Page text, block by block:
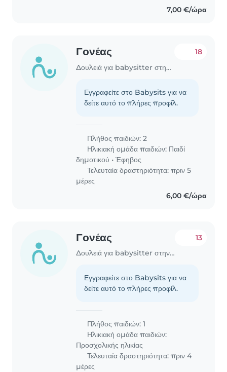
7,00 €/ώρα
Γονέας
Δουλειά για babysitter στην περιοχή Νέα Σμύρνη
18
Εγγραφείτε στο Babysits για να
δείτε αυτό το πλήρες προφίλ.
Πλήθος παιδιών: 2
Ηλικιακή ομάδα παιδιών: Παιδί
δημοτικού •Έφηβος
Τελευταία δραστηριότητα: πριν 5
μέρες
6,00 €/ώρα
Γονέας
Δουλειά για babysitter στην περιοχή Νέα Σμύρνη
13
Εγγραφείτε στο Babysits για να
δείτε αυτό το πλήρες προφίλ.
Πλήθος παιδιών: 1
Ηλικιακή ομάδα παιδιών:
Προσχολικής ηλικίας
Τελευταία δραστηριότητα: πριν 4
μέρες